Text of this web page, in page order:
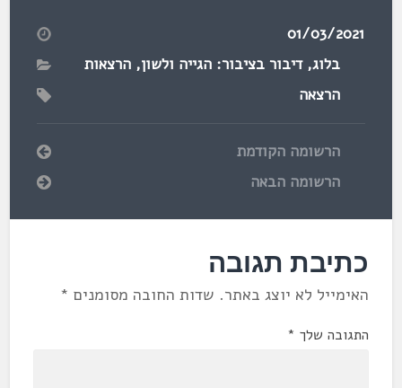
01/03/2021
בלוג,דיבור בציבור: הגייה ולשון,הרצאות
הרצאה
הרשומה הקודמת
הרשומה הבאה
כתיבת תגובה
האימייל לא יוצג באתר. שדות החובה מסומנים *
התגובה שלך *